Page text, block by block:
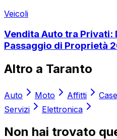
Veicoli
Vendita Auto tra Privati:
Passaggio di Proprietà
Altro a Taranto
Auto Moto Affitti
Servizi
Elettronica
Non hai trovato